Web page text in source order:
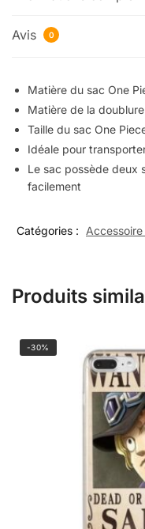
Avis 0
Matière du sac One
Matière de la
Taille du sac One
Idéale pour
Le sac possède deux
facilement
Catégories :
Produits
-30%